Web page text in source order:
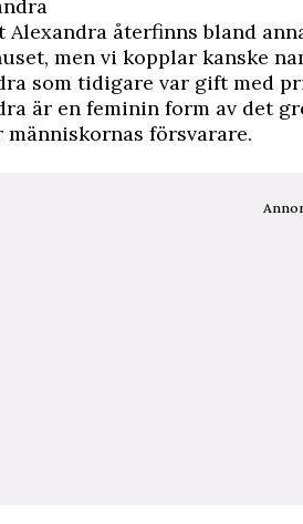
Alexandra återfinns bland
men vi kopplar kanske
som tidigare var gift med
är en feminin form av det
människornas försvarare.